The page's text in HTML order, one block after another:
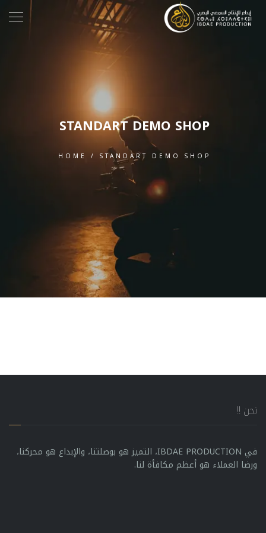
STANDART DEMO SHOP
HOME / STANDART DEMO SHOP
نحن !!
في IBDAE PRODUCTION، التميز هو بوصلتنا، والإبداع هو محركنا،
ورضا العملاء هو أعظم مكافأة لنا.